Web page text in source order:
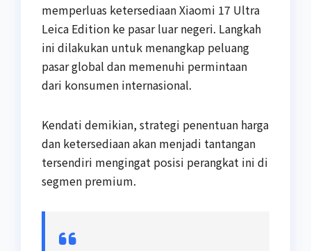
memperluas ketersediaan Xiaomi 17 Ultra
Leica Edition ke pasar luar negeri. Langkah
ini dilakukan untuk menangkap peluang
pasar global dan memenuhi permintaan
dari konsumen internasional.
Kendati demikian, strategi penentuan harga
dan ketersediaan akan menjadi tantangan
tersendiri mengingat posisi perangkat ini di
segmen premium.